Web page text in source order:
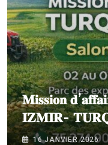
𝐌𝐢𝐬𝐬𝐢𝐨𝐧
𝐈𝐙𝐌𝐈𝐑-
16 JANVIER 2026